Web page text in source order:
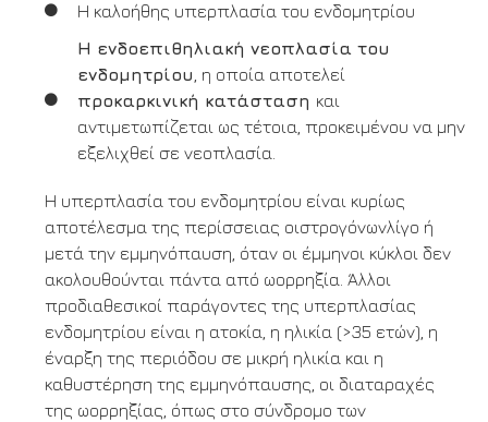
Η καλοήθης υπερπλασία του ενδομητρίου
Η ενδοεπιθηλιακή νεοπλασία του
ενδομητρίου , η οποία αποτελεί
προκαρκινική κατάσταση και
αντιμετωπίζεται ως τέτοια, προκειμένου να μην
εξελιχθεί σε νεοπλασία.
Η υπερπλασία του ενδομητρίου είναι κυρίως
αποτέλεσμα της περίσσειας οιστρογόνωνλίγο ή
μετά την εμμηνόπαυση, όταν οι έμμηνοι κύκλοι δεν
ακολουθούνται πάντα από ωορρηξία. Άλλοι
προδιαθεσικοί παράγοντες της υπερπλασίας
ενδομητρίου είναι η ατοκία, η ηλικία (>35 ετών), η
έναρξη της περιόδου σε μικρή ηλικία και η
καθυστέρηση της εμμηνόπαυσης, οι διαταραχές
της ωορρηξίας, όπως στο σύνδρομο των